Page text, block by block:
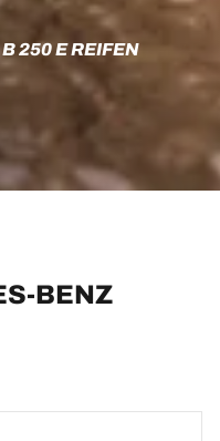
250 E REIFEN
BENZ